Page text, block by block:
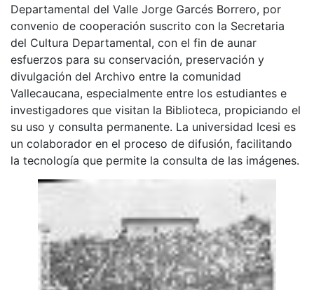
Departamental del Valle Jorge Garcés Borrero, por
convenio de cooperación suscrito con la Secretaria
del Cultura Departamental, con el fin de aunar
esfuerzos para su conservación, preservación y
divulgación del Archivo entre la comunidad
Vallecaucana, especialmente entre los estudiantes e
investigadores que visitan la Biblioteca, propiciando el
su uso y consulta permanente. La universidad Icesi es
un colaborador en el proceso de difusión, facilitando
la tecnología que permite la consulta de las imágenes.